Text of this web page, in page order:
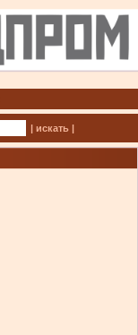
| искать |